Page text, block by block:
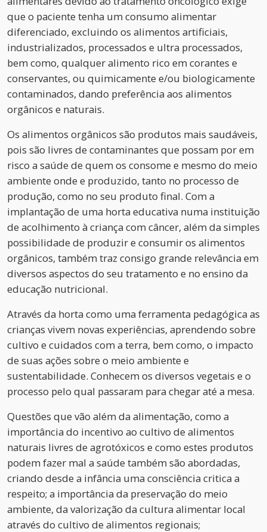
que o paciente tenha um consumo alimentar
diferenciado, excluindo os alimentos artificiais,
industrializados, processados e ultra processados,
bem como, qualquer alimento rico em corantes e
conservantes, ou quimicamente e/ou biologicamente
contaminados, dando preferência aos alimentos
orgânicos e naturais.
Os alimentos orgânicos são produtos mais saudáveis,
pois são livres de contaminantes que possam por em
risco a saúde de quem os consome e mesmo do meio
ambiente onde e produzido, tanto no processo de
produção, como no seu produto final. Com a
implantação de uma horta educativa numa instituição
de acolhimento à criança com câncer, além da simples
possibilidade de produzir e consumir os alimentos
orgânicos, também traz consigo grande relevância em
diversos aspectos do seu tratamento e no ensino da
educação nutricional.
Através da horta como uma ferramenta pedagógica as
crianças vivem novas experiências, aprendendo sobre
cultivo e cuidados com a terra, bem como, o impacto
de suas ações sobre o meio ambiente e
sustentabilidade. Conhecem os diversos vegetais e o
processo pelo qual passaram para chegar até a mesa.
Questões que vão além da alimentação, como a
importância do incentivo ao cultivo de alimentos
naturais livres de agrotóxicos e como estes produtos
podem fazer mal a saúde também são abordadas,
criando desde a infância uma consciência critica a
respeito; a importância da preservação do meio
ambiente, da valorização da cultura alimentar local
através do cultivo de alimentos regionais;